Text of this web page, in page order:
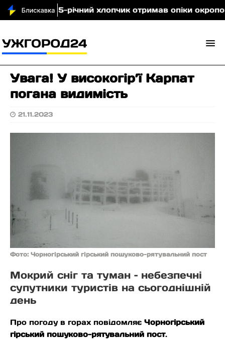
5-річний хлопчик отримав опіки окропом
Увага! У високогір’ї Карпат
погана видимість
21.11.2023
Фото: Чорногірський гірський пошуково-рятувальний пост
Мокрий сніг та туман – небезпечні
супутники туристів на сьогоднішній
день
Про погоду в горах повідомляє Чорногірський
гірський пошуково-рятувальний пост.